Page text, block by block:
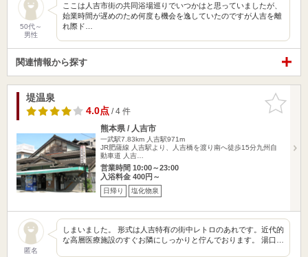
50代～
男性
ここは人吉市街の共同浴場巡りでいつかはと思っていましたが、
始業時間が遅めのため何度も機会を逸していたのですが人吉を離
れ際ド…
関連情報から探す
お気に入
りに追加
堤温泉
4.0点/ 4 件
熊本県 / 人吉市
一武駅7.83km 人吉駅971m
JR肥薩線 人吉駅より、人吉橋を渡り南へ徒歩15分九州自
動車道 人吉…
営業時間 10:00～23:00
入浴料金 400円～
日帰り 塩化物泉
匿名
しまいました。 形式は人吉特有の街中レトロのあれです。近代的
な高層医療施設のすぐお隣にしっかりと佇んでおります。 湯口…